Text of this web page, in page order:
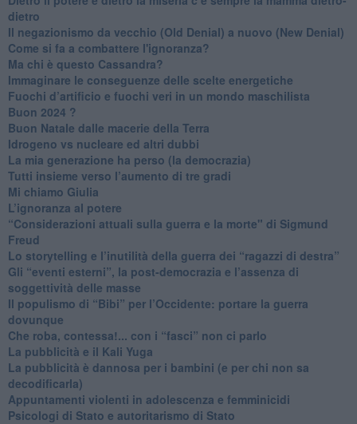
dietro
Il negazionismo da vecchio (Old Denial) a nuovo (New Denial)
Come si fa a combattere l'ignoranza?
Ma chi è questo Cassandra?
Immaginare le conseguenze delle scelte energetiche
​Fuochi d’artificio e fuochi veri in un mondo maschilista
Buon 2024 ?
​Buon Natale dalle macerie della Terra
​Idrogeno vs nucleare ed altri dubbi
​La mia generazione ha perso (la democrazia)
​Tutti insieme verso l’aumento di tre gradi
Mi chiamo Giulia
L’ignoranza al potere
​“Considerazioni attuali sulla guerra e la morte" di Sigmund
Freud
​Lo storytelling e l’inutilità della guerra dei “ragazzi di destra”
​Gli “eventi esterni”, la post-democrazia e l’assenza di
soggettività delle masse
​Il populismo di “Bibi” per l’Occidente: portare la guerra
dovunque
​Che roba, contessa!... con i “fasci” non ci parlo
La pubblicità e il Kali Yuga
​La pubblicità è dannosa per i bambini (e per chi non sa
decodificarla)
​Appuntamenti violenti in adolescenza e femminicidi
​Psicologi di Stato e autoritarismo di Stato